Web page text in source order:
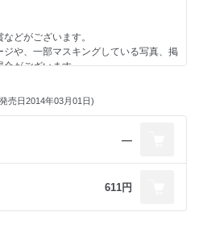
め ｢ホワイト美人｣になる方法
ったら──？
ドトップス｣見つけた
、TPOに合わせて毎日“変身”楽しんで
リー
ノート
“変身”放浪記
替え！
ルファで マンネリ解消
“淡い太眉”だった！
る
×足ネイル｣セットの法則
どがございます。
や、一部マスキングしている写真、掲
合がございます。
女の時間割』。
てきちゃいました！
売日2014年03月01日)
―
611円